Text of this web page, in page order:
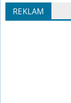
REKLAM